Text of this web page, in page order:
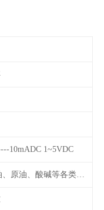
10mADC 1~5VDC
各类水、重轻油、原油、酸碱等各类腐蚀液